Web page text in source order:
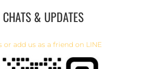
& UPDATES
or add us as a friend on LINE